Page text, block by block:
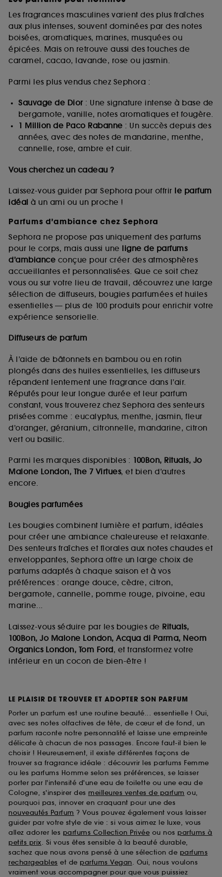
Les fragrances masculines varient des plus fraîches
aux plus intenses, souvent dominées par des notes
boisées, aromatiques, marines, musquées ou
épicées. Mais on retrouve aussi des touches de
caramel, cacao, lavande, rose ou jasmin.
Parmi les plus vendus chez Sephora :
Sauvage de Dior: Une signature intense à base de
bergamote, vanille, notes aromatiques et fougère.
1 Million de Paco Rabanne : Un succès depuis des
années, avec des notes de mandarine, menthe,
cannelle, rose, ambre et cuir.
Vous cherchez un cadeau ?
Laissez-vous guider par Sephora pour offrir le parfum
idéal à un ami ou un proche !
Parfums d’ambiance chez Sephora
Sephora ne propose pas uniquement des parfums
pour le corps, mais aussi une ligne de parfums
d’ambiance conçue pour créer des atmosphères
accueillantes et personnalisées. Que ce soit chez
vous ou sur votre lieu de travail, découvrez une large
sélection de diffuseurs, bougies parfumées et huiles
essentielles — plus de 100 produits pour enrichir votre
expérience sensorielle.
Diffuseurs de parfum
À l’aide de bâtonnets en bambou ou en rotin
plongés dans des huiles essentielles, les diffuseurs
répandent lentement une fragrance dans l’air.
Réputés pour leur longue durée et leur parfum
constant, vous trouverez chez Sephora des senteurs
prisées comme : eucalyptus, menthe, jasmin, fleur
d’oranger, géranium, citronnelle, mandarine, citron
vert ou basilic.
Parmi les marques disponibles : 100Bon, Rituals, Jo
Malone London, The 7 Virtues, et bien d’autres
encore.
Bougies parfumées
Les bougies combinent lumière et parfum, idéales
pour créer une ambiance chaleureuse et relaxante.
Des senteurs fraîches et florales aux notes chaudes et
enveloppantes, Sephora offre un large choix de
parfums adaptés à chaque saison et à vos
préférences : orange douce, cèdre, citron,
bergamote, cannelle, pomme rouge, pivoine, eau
marine...
Laissez-vous séduire par les bougies de Rituals,
100Bon, Jo Malone London, Acqua di Parma, Neom
Organics London, Tom Ford, et transformez votre
intérieur en un cocon de bien-être !
LE PLAISIR DE TROUVER ET ADOPTER SON PARFUM
Porter un parfum est une routine beauté... essentielle ! Oui,
avec ses notes olfactives de tête, de cœur et de fond, un
parfum raconte notre personnalité et laisse une empreinte
délicate à chacun de nos passages. Encore faut-il bien le
choisir ! Heureusement, il existe différentes façons de
trouver sa fragrance idéale : découvrir les parfums Femme
ou les parfums Homme selon ses préférences, se laisser
porter par l'intensité d'une eau de toilette ou une eau de
Cologne, s'inspirer des meilleures ventes de parfum ou,
pourquoi pas, innover en craquant pour une des
nouveautés Parfum ? Vous pouvez également vous laisser
guider par votre style de vie : si vous aimez le luxe, vous
allez adorer les parfums Collection Privée ou nos parfums à
petits prix. Si vous êtes sensible à la beauté durable,
sachez que nous avons pensé à une sélection de parfums
rechargeables et de parfums Vegan. Oui, nous voulons
vraiment vous accompagner pour que vous puissiez